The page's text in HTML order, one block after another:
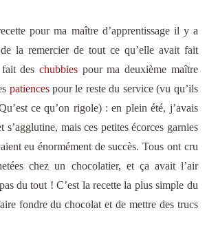
pour ma maître d’apprentissage il y a
la remercier de tout ce qu’elle avait fait
fait deschubbies pour ma deuxième maître
patiencespour le reste du service (vu qu’ils
ce qu’on rigole) : en plein été, j’avais
s’agglutine, mais ces petites écorces garnies
eu énormément de succès. Tous ont cru
chez un chocolatier, et ça avait l’air
du tout ! C’est la recette la plus simple du
fondre du chocolat et de mettre des trucs